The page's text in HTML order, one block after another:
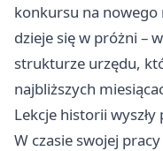
konkursu na nowego
dzieje się w próżni –
strukturze urzędu,
najbliższych
Lekcje historii wyszły
W czasie swojej